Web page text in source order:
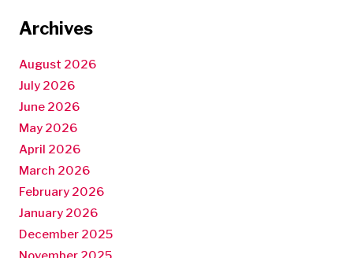
Archives
August 2026
July 2026
June 2026
May 2026
April 2026
March 2026
February 2026
January 2026
December 2025